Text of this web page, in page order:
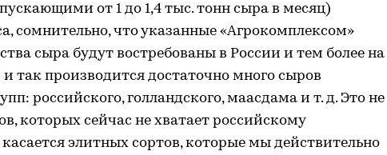
от 1 до 1,4 тыс. тонн сыра в месяц)
сомнительно, что указанные «Агрокомплексом»
сыра будут востребованы в России и тем более на
так производится достаточно много сыров
российского, голландского, маасдама и т. д. Это не
которых сейчас не хватает российскому
элитных сортов, которые мы действительно